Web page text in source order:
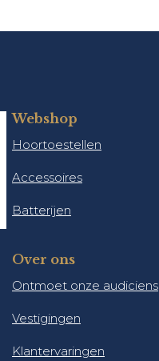
Webshop
Hoortoestellen
Accessoires
Batterijen
Over ons
Ontmoet onze audiciens
Vestigingen
Klantervaringen